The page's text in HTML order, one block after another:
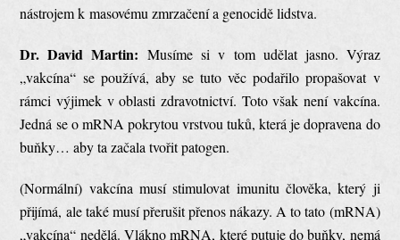
nástrojem k masovému zmrzačení a genocidě lidstva.
Dr. David Martin: Musíme si v tom udělat jasno. Výraz
„vakcína“ se používá, aby se tuto věc podařilo propašovat v
rámci výjimek v oblasti zdravotnictví. Toto však není vakcína.
Jedná se o mRNA pokrytou vrstvou tuků, která je dopravena do
buňky… aby ta začala tvořit patogen.
(Normální) vakcína musí stimulovat imunitu člověka, který ji
přijímá, ale také musí přerušit přenos nákazy. A to tato (mRNA)
„vakcína“ nedělá. Vlákno mRNA, které putuje do buňky, nemá